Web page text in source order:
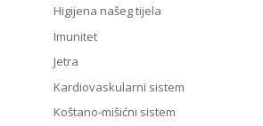
Higijena našeg tijela
Imunitet
Jetra
Kardiovaskularni sistem
Koštano-mišićni sistem